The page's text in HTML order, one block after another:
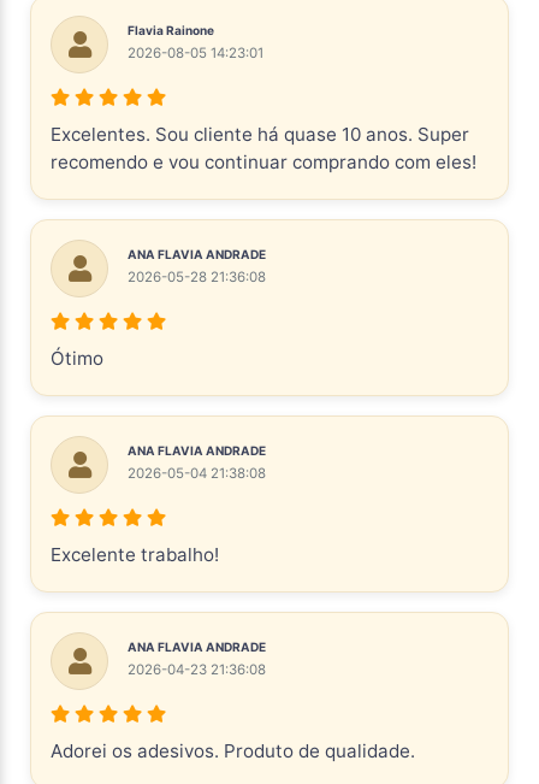
Flavia Rainone
2026-08-05 14:23:01
Excelentes. Sou cliente há quase 10 anos. Super
recomendo e vou continuar comprando com eles!
ANA FLAVIA ANDRADE
2026-05-28 21:36:08
Ótimo
ANA FLAVIA ANDRADE
2026-05-04 21:38:08
Excelente trabalho!
ANA FLAVIA ANDRADE
2026-04-23 21:36:08
Adorei os adesivos. Produto de qualidade.